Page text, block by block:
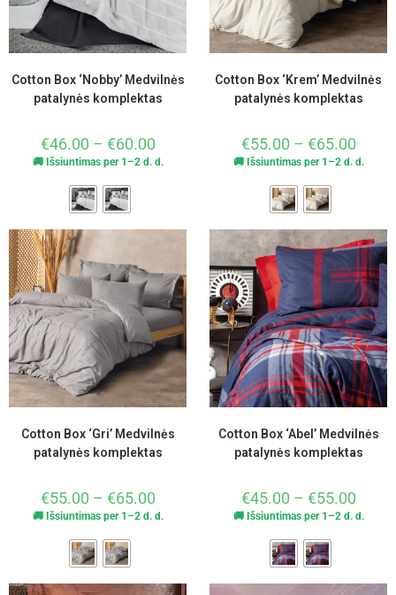
Cotton Box ‘Nobby’ Medvilnės
patalynės komplektas
€46.00 – €60.00
🚚 Išsiuntimas per 1–2 d. d.
Cotton Box ‘Krem’ Medvilnės
patalynės komplektas
€55.00 – €65.00
🚚 Išsiuntimas per 1–2 d. d.
Cotton Box ‘Gri’ Medvilnės
patalynės komplektas
€55.00 – €65.00
🚚 Išsiuntimas per 1–2 d. d.
Cotton Box ‘Abel’ Medvilnės
patalynės komplektas
€45.00 – €55.00
🚚 Išsiuntimas per 1–2 d. d.